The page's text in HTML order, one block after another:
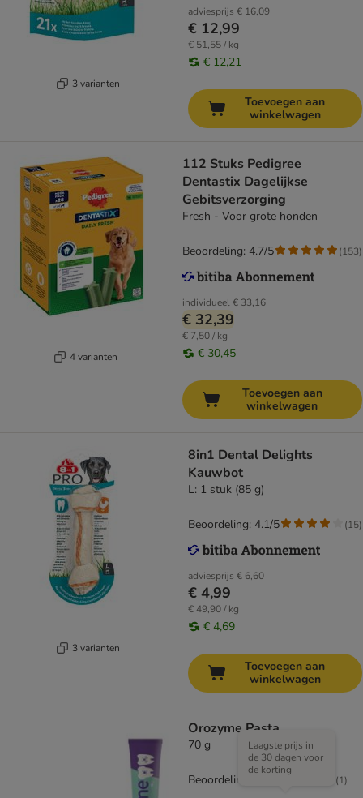
3 varianten
adviesprijs € 16,09
€ 12,99
€ 51,55 / kg
€ 12,21
Toevoegen aan
winkelwagen
4 varianten
112 Stuks Pedigree
Dentastix Dagelijkse
Gebitsverzorging
Fresh - Voor grote honden
individueel€ 33,16
€ 32,39
€ 7,50 / kg
€ 30,45
Beoordeling: 4.7/5 (153)
Toevoegen aan
winkelwagen
3 varianten
8in1 Dental Delights
Kauwbot
L: 1 stuk (85 g)
adviesprijs € 6,60
€ 4,99
€ 49,90 / kg
€ 4,69
Beoordeling: 4.1/5 (15)
Toevoegen aan
winkelwagen
Orozyme Pasta
70 g
Laagste prijs in
de 30 dagen voor
de korting
Beoordeling: 5/5 (1)